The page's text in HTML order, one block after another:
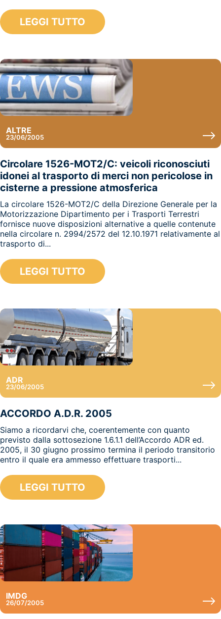
LEGGI TUTTO
ALTRE
23/06/2005
Circolare 1526-MOT2/C: veicoli riconosciuti
idonei al trasporto di merci non pericolose in
cisterne a pressione atmosferica
La circolare 1526-MOT2/C della Direzione Generale per la
Motorizzazione Dipartimento per i Trasporti Terrestri
fornisce nuove disposizioni alternative a quelle contenute
nella circolare n. 2994/2572 del 12.10.1971 relativamente al
trasporto di...
LEGGI TUTTO
ADR
23/06/2005
ACCORDO A.D.R. 2005
Siamo a ricordarvi che, coerentemente con quanto
previsto dalla sottosezione 1.6.1.1 dell’Accordo ADR ed.
2005, il 30 giugno prossimo termina il periodo transitorio
entro il quale era ammesso effettuare trasporti...
LEGGI TUTTO
IMDG
26/07/2005